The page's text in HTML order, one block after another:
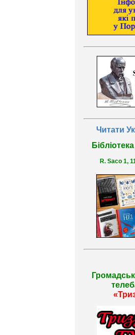
Читати
R. Saco 1,